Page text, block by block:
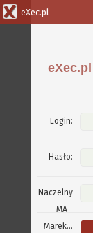
eXec.pl
Login:
Hasło:
Naczelny
MA -
Marek...